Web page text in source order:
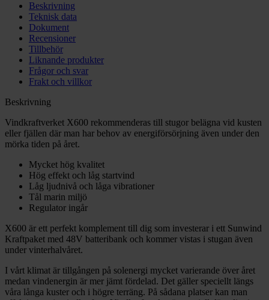
Beskrivning
Teknisk data
Dokument
Recensioner
Tillbehör
Liknande produkter
Frågor och svar
Frakt och villkor
Beskrivning
Vindkraftverket X600 rekommenderas till stugor belägna vid kusten
eller fjällen där man har behov av energiförsörjning även under den
mörka tiden på året.
Mycket hög kvalitet
Hög effekt och låg startvind
Låg ljudnivå och låga vibrationer
Tål marin miljö
Regulator ingår
X600 är ett perfekt komplement till dig som investerar i ett Sunwind
Kraftpaket med 48V batteribank och kommer vistas i stugan även
under vinterhalvåret.
I vårt klimat är tillgången på solenergi mycket varierande över året
medan vindenergin är mer jämt fördelad. Det gäller speciellt längs
våra långa kuster och i högre terräng. På sådana platser kan man